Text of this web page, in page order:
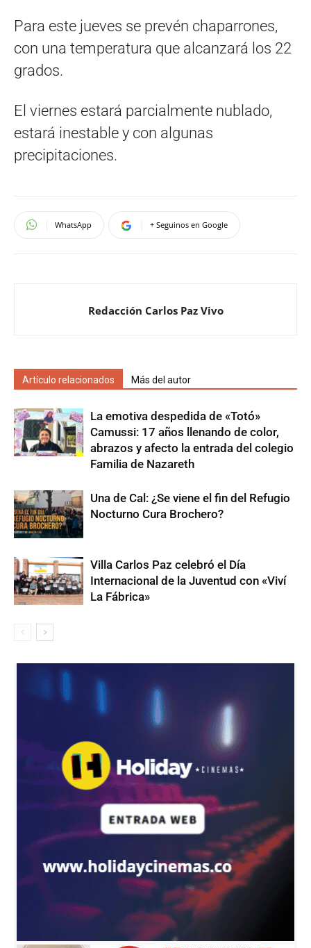
Para este jueves se prevén chaparrones,
con una temperatura que alcanzará los 22
grados.
El viernes estará parcialmente nublado,
estará inestable y con algunas
precipitaciones.
WhatsApp + Seguinos en Google
Redacción Carlos Paz Vivo
Artículo relacionados Más del autor
La emotiva despedida de «Totó»
Camussi: 17 años llenando de color,
abrazos y afecto la entrada del colegio
Familia de Nazareth
Una de Cal: ¿Se viene el fin del Refugio
Nocturno Cura Brochero?
Villa Carlos Paz celebró el Día
Internacional de la Juventud con «Viví
La Fábrica»